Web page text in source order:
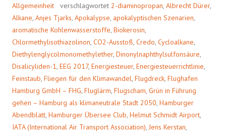
Allgemeinheit
verschlagwortet 2-diaminopropan Albrecht Dürer,
Alkane Anjes Tjarks Apokalypse apokalyptischen Szenarien
aromatische Kohlenwasserstoffe Biokerosin
Chlormethylisothiazolinon CO2-Ausstoß Credo Cycloalkane
Diethylenglycolmonomethylether, Dinonylnaphthylsulfonsäure
Disalicyliden-1 EEG 2017, Energiesteuer, Energiesteuerrichtlinie
Feinstaub Fliegen für den Klimawandel Flugdreck Flughafen
Hamburg GmbH – FHG Fluglärm Flugscham Grün in Führung
gehen – Hamburg als klimaneutrale Stadt 2050 Hamburger
Abendblatt Hamburger Übersee Club Helmut Schmidt Airport
IATA (International Air Transport Association) Jens Kerstan